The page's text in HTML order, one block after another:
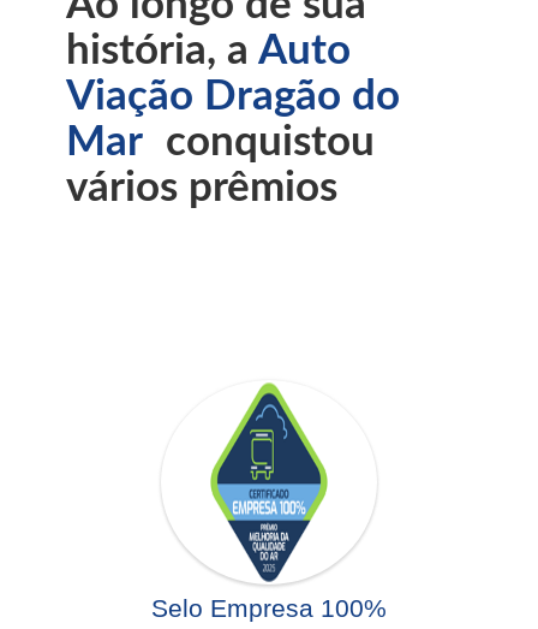
história, a Auto
Viação Dragão do
Mar conquistou
vários prêmios
Selo Empresa 100%